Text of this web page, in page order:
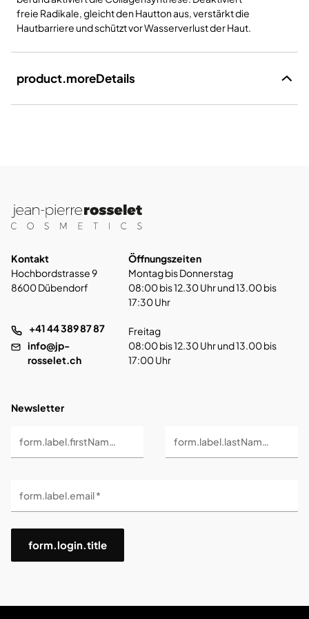
freie Radikale, gleicht den Hautton aus, verstärkt die
Hautbarriere und schützt vor Wasserverlust der Haut.
product.moreDetails
Kontakt
Hochbordstrasse 9
8600 Dübendorf
+41 44 389 87 87
info@jp-
rosselet.ch
Öffnungszeiten
Montag bis Donnerstag
08:00 bis 12.30 Uhr und 13.00 bis
17:30 Uhr
Freitag
08:00 bis 12.30 Uhr und 13.00 bis
17:00 Uhr
Newsletter
form.label.firstName * form.label.lastName *
form.label.email *
form.login.title